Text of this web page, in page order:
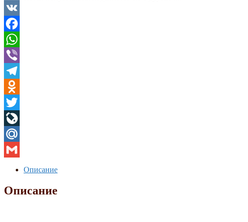
VK
Facebook
WhatsApp
Viber
Telegram
Odnoklassniki
Twitter
LiveJournal
Mail.Ru
Описание
Описание